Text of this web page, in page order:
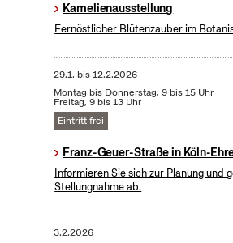
Kamelienausstellung
Fernöstlicher Blütenzauber im
29.1. bis12.2.2026
Montag bis Donnerstag, 9 bis 15 Uhr
Freitag, 9 bis 13 Uhr
Eintritt frei
Franz-Geuer-Straße in Köln-
Informieren Sie sich zur Planung und
Stellungnahme ab.
3.2.2026